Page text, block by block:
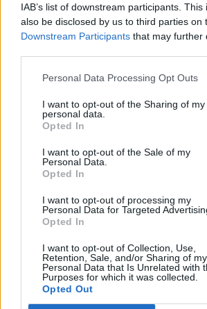
IAB’s list of downstream participants.
also be disclosed by us to third parties on
Downstream Participants that may further
Personal Data Processing Opt Outs
I want to opt-out of the Sharing of my
personal data.
Opted In
I want to opt-out of the Sale of my
Personal Data.
Opted In
I want to opt-out of processing my
Personal Data for Targeted
Opted In
I want to opt-out of Collection, Use,
Retention, Sale, and/or Sharing of my
Personal Data that Is Unrelated with
Purposes for which it was collected.
Opted Out
Farba:
čierna
Čierna sukňa Lindy Bop Daniella s potlačou
nadchne svojou hravosťou ale zároveň
vhodná na akúkoľvek príležitosť, navyše
partie. Sukňa je áčkového strihu s
veľmi kvalitný bavlnený material, bočné
36: Pás: 65 cm, Dĺžka: 66,5 cm Veľkosť 38:
67 cm Veľkosť 40: Pás: 75 cm, Dĺžka: 67,5
80 cm, Dĺžka: 68 cm Veľkosť 44: Pás: 85
MOHLO BY SA VÁM